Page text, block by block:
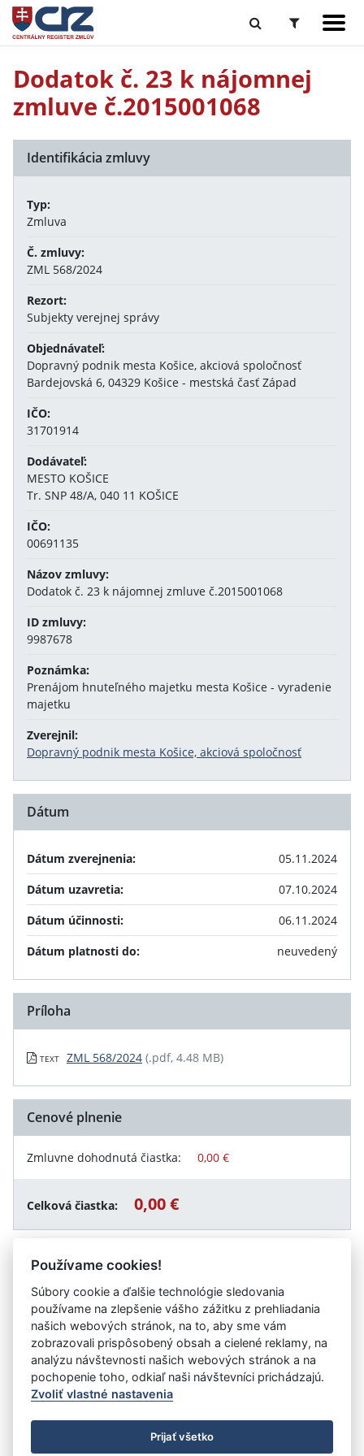
Dodatok č. 23 k nájomnej
zmluve č.2015001068
Identifikácia zmluvy
Typ:
Zmluva
Č. zmluvy:
ZML 568/2024
Rezort:
Subjekty verejnej správy
Objednávateľ:
Dopravný podnik mesta Košice, akciová spoločnosť
Bardejovská 6, 04329 Košice - mestská časť Západ
IČO:
31701914
Dodávateľ:
MESTO KOŠICE
Tr. SNP 48/A, 040 11 KOŠICE
IČO:
00691135
Názov zmluvy:
Dodatok č. 23 k nájomnej zmluve č.2015001068
ID zmluvy:
9987678
Poznámka:
Prenájom hnuteľného majetku mesta Košice - vyradenie
majetku
Zverejnil:
Dopravný podnik mesta Košice, akciová spoločnosť
Dátum
Dátum zverejnenia:
05.11.2024
Dátum uzavretia:
07.10.2024
Dátum účinnosti:
06.11.2024
Dátum platnosti do:
neuvedený
Príloha
TEXT ZML 568/2024 (.pdf, 4.48 MB)
Cenové plnenie
Zmluvne dohodnutá čiastka: 0,00 €
Celková čiastka: 0,00 €
Vystavil: Dopravný podnik mesta Košice, akciová
spoločnosť
Úrad vlády SR
- Všetky práva vyhradené
Prehlásenie o prístupnosti
Zmluvy do 31.12.2010
Používame cookies!
Súbory cookie a ďalšie technológie sledovania
používame na zlepšenie vášho zážitku z prehliadania
našich webových stránok, na to, aby sme vám
zobrazovali prispôsobený obsah a cielené reklamy, na
analýzu návštevnosti našich webových stránok a na
pochopenie toho, odkiaľ naši návštevníci prichádzajú.
Zvoliť vlastné nastavenia
Prijať všetko